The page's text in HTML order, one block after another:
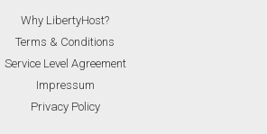
Why LibertyHost?
Terms & Conditions
Service Level Agreement
Impressum
Privacy Policy